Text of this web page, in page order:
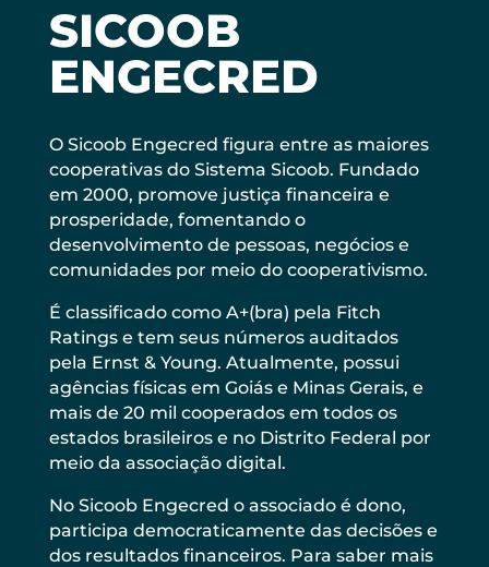
SICOOB
ENGECRED
O Sicoob Engecred figura entre as maiores
cooperativas do Sistema Sicoob. Fundado
em 2000, promove justiça financeira e
prosperidade, fomentando o
desenvolvimento de pessoas, negócios e
comunidades por meio do cooperativismo.
É classificado como A+(bra) pela Fitch
Ratings e tem seus números auditados
pela Ernst & Young. Atualmente, possui
agências físicas em Goiás e Minas Gerais, e
mais de 20 mil cooperados em todos os
estados brasileiros e no Distrito Federal por
meio da associação digital.
No Sicoob Engecred o associado é dono,
participa democraticamente das decisões e
dos resultados financeiros. Para saber mais